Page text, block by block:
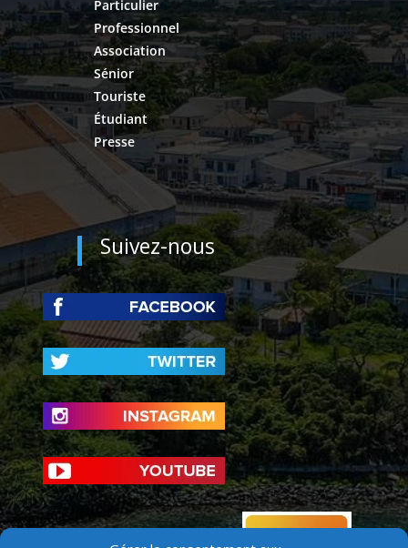
Particulier
Professionnel
Association
Sénior
Touriste
Étudiant
Presse
Suivez-nous